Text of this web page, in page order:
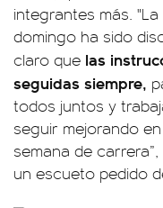
integrantes más.
domingo ha sido
claro que las
seguidas siempre,
todos juntos y
seguir mejorando
semana de
un escueto pedido